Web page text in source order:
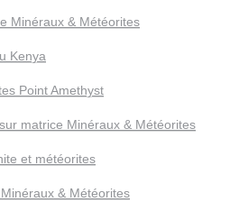
Minéraux & Météorites
Kenya
Point Amethyst
matrice Minéraux & Météorites
et météorites
& Météorites